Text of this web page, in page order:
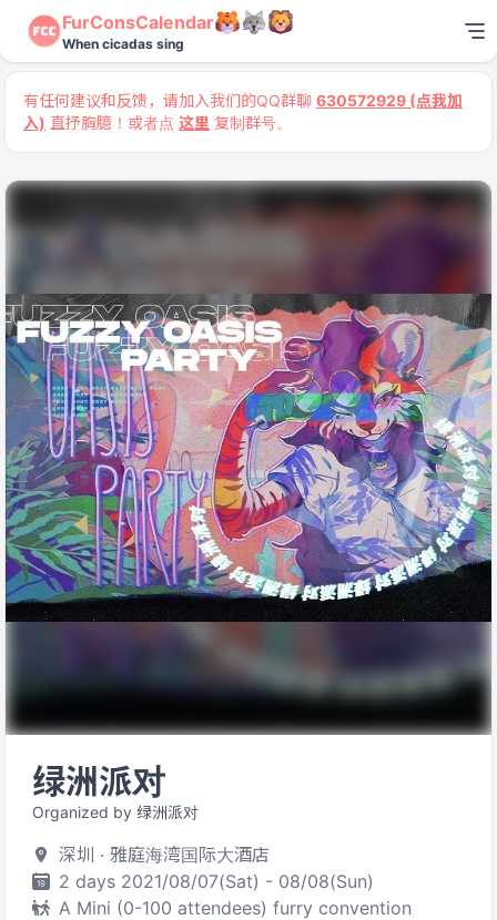
FurConsCalendar
When cicadas sing
有任何建议和反馈，请加入我们的QQ群聊 630572929 (点我加
入) 直抒胸臆！或者点 这里 复制群号。
绿洲派对
Organized by 绿洲派对
深圳 · 雅庭海湾国际大酒店
2 days 2021/08/07(Sat) - 08/08(Sun)
A Mini (0-100 attendees) furry convention